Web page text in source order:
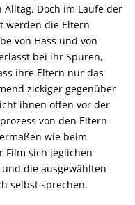
Doch im Laufe der
werden die Eltern
von Hass und von
bei ihr Spuren,
ihre Eltern nur das
zickiger gegenüber
ihnen offen vor der
von den Eltern
wie beim
Film sich jeglichen
die ausgewählten
selbst sprechen.